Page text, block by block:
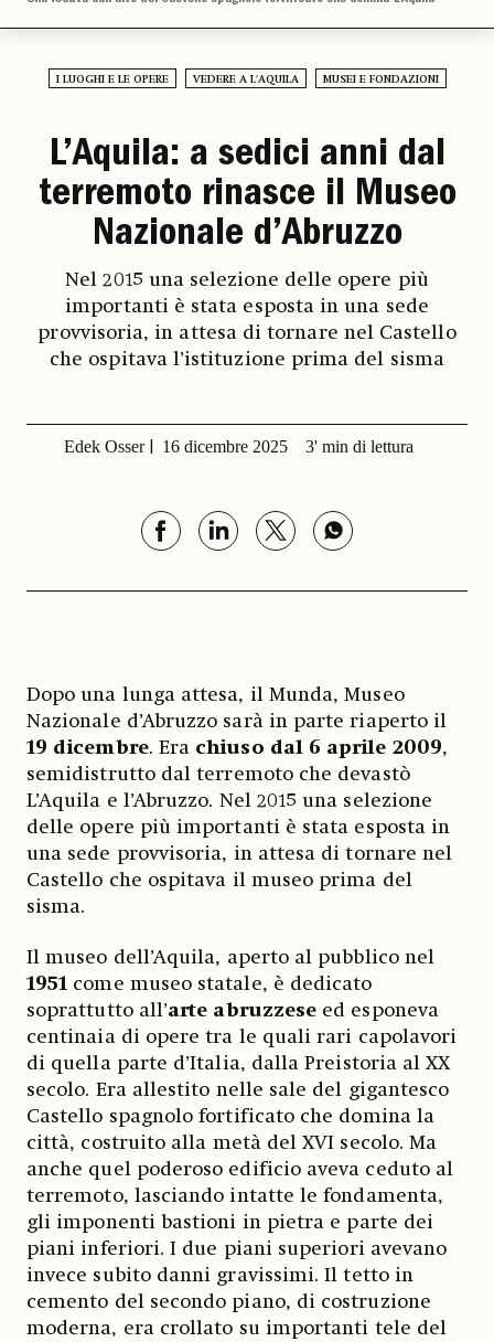
I LUOGHI E LE OPERE VEDERE A L'AQUILA MUSEI E FONDAZIONI
L’Aquila: a sedici anni dal
terremoto rinasce il Museo
Nazionale d’Abruzzo
Nel 2015 una selezione delle opere più
importanti è stata esposta in una sede
provvisoria, in attesa di tornare nel Castello
che ospitava l’istituzione prima del sisma
Edek Osser 16 dicembre 2025 3' min di lettura
Dopo una lunga attesa, il Munda, Museo
Nazionale d’Abruzzo sarà in parte riaperto il
19 dicembre. Era chiuso dal 6 aprile 2009,
semidistrutto dal terremoto che devastò
L’Aquila e l’Abruzzo. Nel 2015 una selezione
delle opere più importanti è stata esposta in
una sede provvisoria, in attesa di tornare nel
Castello che ospitava il museo prima del
sisma.
Il museo dell’Aquila, aperto al pubblico nel
1951 come museo statale, è dedicato
soprattutto all’arte abruzzese ed esponeva
centinaia di opere tra le quali rari capolavori
di quella parte d’Italia, dalla Preistoria al XX
secolo. Era allestito nelle sale del gigantesco
Castello spagnolo fortificato che domina la
città, costruito alla metà del XVI secolo. Ma
anche quel poderoso edificio aveva ceduto al
terremoto, lasciando intatte le fondamenta,
gli imponenti bastioni in pietra e parte dei
piani inferiori. I due piani superiori avevano
invece subito danni gravissimi. Il tetto in
cemento del secondo piano, di costruzione
moderna, era crollato su importanti tele del